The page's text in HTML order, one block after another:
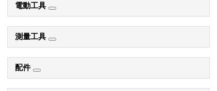
電動工具
測量工具
配件